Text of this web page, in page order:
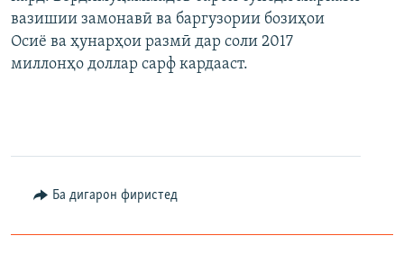
вазишии замонавӣ ва баргузории бозиҳои
Осиё ва ҳунарҳои размӣ дар соли 2017
миллонҳо доллар сарф кардааст.
Ба дигарон фиристед